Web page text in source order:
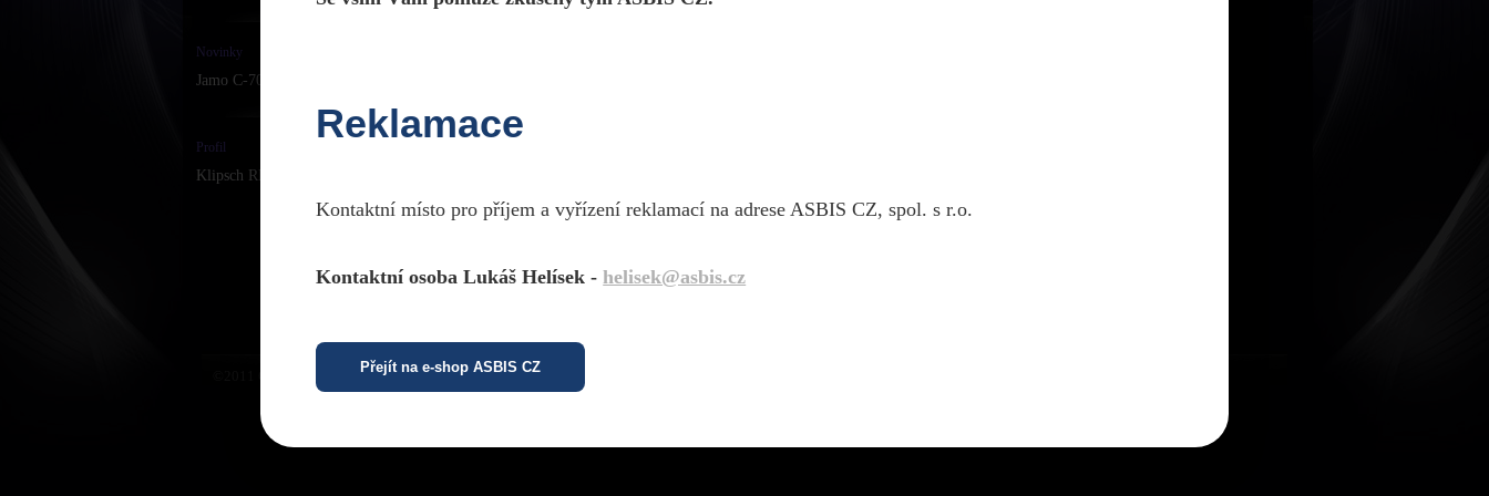
Reklamace
Kontaktní místo pro příjem a vyřízení reklamací na adrese ASBIS CZ, spol. s r.o.
Kontaktní osoba Lukáš Helísek -helisek@asbis.cz
Přejít na e-shop ASBIS CZ
Novinky
Jamo C-7030 ..
Profil
Klipsch RF-7 II ..
©2011 CPTPraha. Všechna práva vyhrazena. Design by Martin Rytych 2011